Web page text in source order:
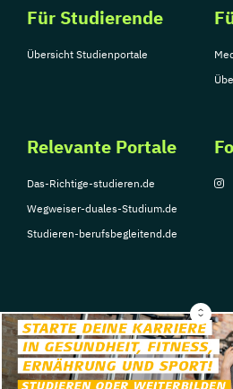
Für Studierende
Übersicht Studienportale
Relevante Portale
Das-Richtige-studieren.de
Wegweiser-duales-Studium.de
Studieren-berufsbegleitend.de
© Copyright 2026, TarGroup Media GmbH
Impressum
Datenschutzerklärung